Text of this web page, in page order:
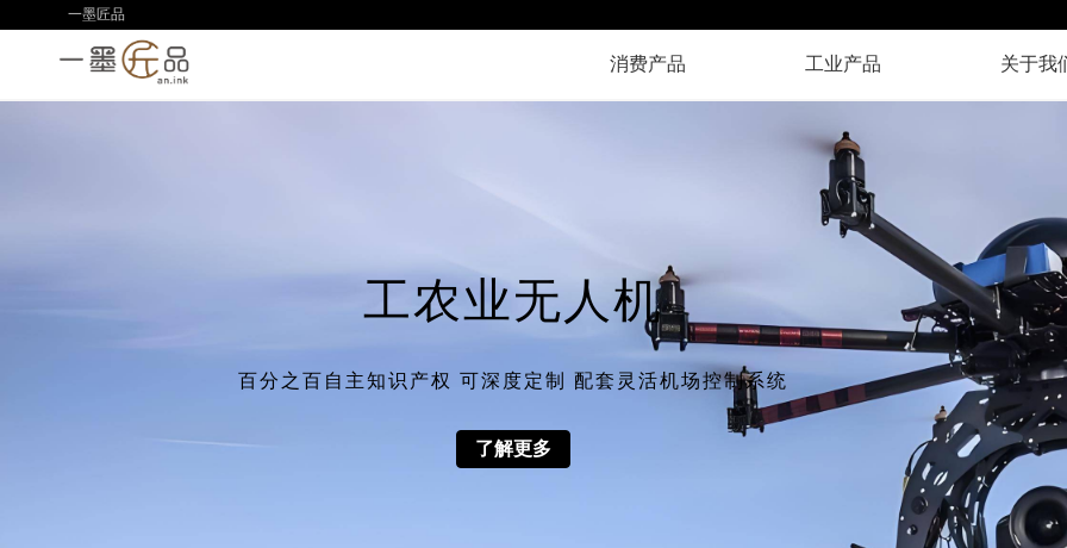
一墨匠品
消费产品 工业产品 关于我
工农业无人机
百分之百自主知识产权 可深度定制 配套灵活机场控制系统
了解更多